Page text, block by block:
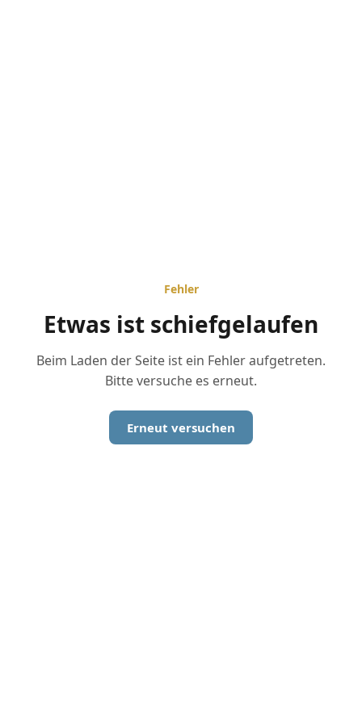
Fehler
Etwas ist schiefgelaufen
Beim Laden der Seite ist ein Fehler aufgetreten.
Bitte versuche es erneut.
Erneut versuchen